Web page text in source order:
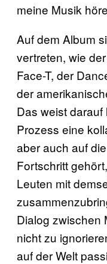
meine Musik
Auf dem Album
vertreten, wie
Face-T, der
der
Das weist
Prozess eine
aber auch auf
Fortschritt
Leuten mit
Dialog zwischen
nicht zu
auf der Welt